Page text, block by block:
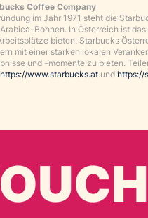
Coffee Company
im Jahr 1971 steht die
Bohnen. In Österreich ist
bieten. Starbucks
mit einer starken lokalen
und -momente zu bieten.
https://www.starbucks.at und https://